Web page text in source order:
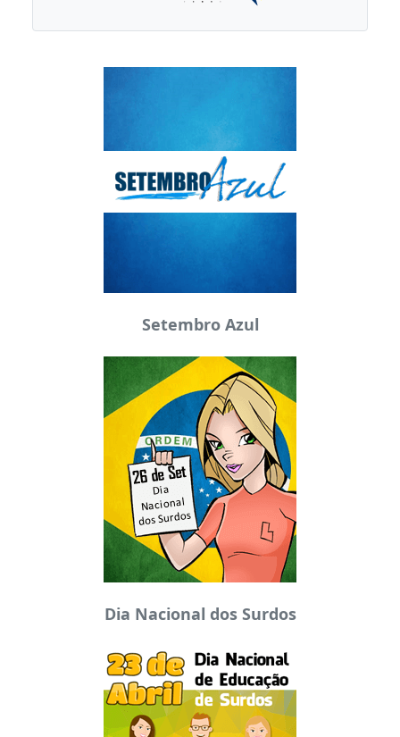
Setembro Azul
Dia Nacional dos Surdos